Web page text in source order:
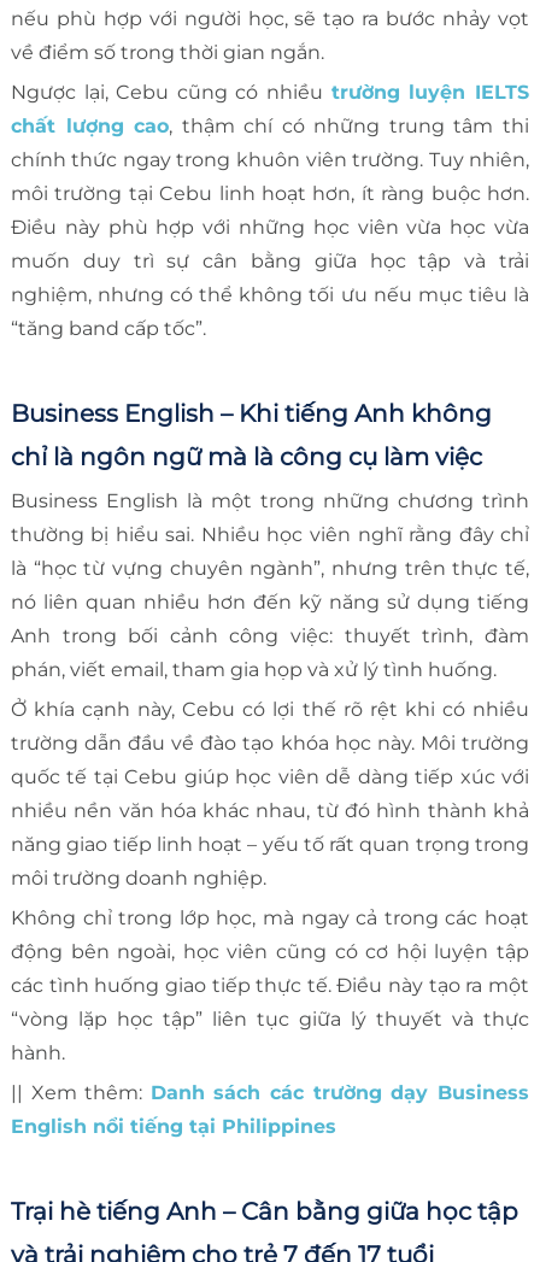
nếu phù hợp với người học, sẽ tạo ra bước nhảy vọt
về điểm số trong thời gian ngắn.
Ngược lại, Cebu cũng có nhiều trường luyện IELTS
chất lượng cao, thậm chí có những trung tâm thi
chính thức ngay trong khuôn viên trường. Tuy nhiên,
môi trường tại Cebu linh hoạt hơn, ít ràng buộc hơn.
Điều này phù hợp với những học viên vừa học vừa
muốn duy trì sự cân bằng giữa học tập và trải
nghiệm, nhưng có thể không tối ưu nếu mục tiêu là
“tăng band cấp tốc”.
Business English – Khi tiếng Anh không
chỉ là ngôn ngữ mà là công cụ làm việc
Business English là một trong những chương trình
thường bị hiểu sai. Nhiều học viên nghĩ rằng đây chỉ
là “học từ vựng chuyên ngành”, nhưng trên thực tế,
nó liên quan nhiều hơn đến kỹ năng sử dụng tiếng
Anh trong bối cảnh công việc: thuyết trình, đàm
phán, viết email, tham gia họp và xử lý tình huống.
Ở khía cạnh này, Cebu có lợi thế rõ rệt khi có nhiều
trường dẫn đầu về đào tạo khóa học này. Môi trường
quốc tế tại Cebu giúp học viên dễ dàng tiếp xúc với
nhiều nền văn hóa khác nhau, từ đó hình thành khả
năng giao tiếp linh hoạt – yếu tố rất quan trọng trong
môi trường doanh nghiệp.
Không chỉ trong lớp học, mà ngay cả trong các hoạt
động bên ngoài, học viên cũng có cơ hội luyện tập
các tình huống giao tiếp thực tế. Điều này tạo ra một
“vòng lặp học tập” liên tục giữa lý thuyết và thực
hành.
|| Xem thêm: Danh sách các trường dạy Business
English nổi tiếng tại Philippines
Trại hè tiếng Anh – Cân bằng giữa học tập
và trải nghiệm cho trẻ 7 đến 17 tuổi